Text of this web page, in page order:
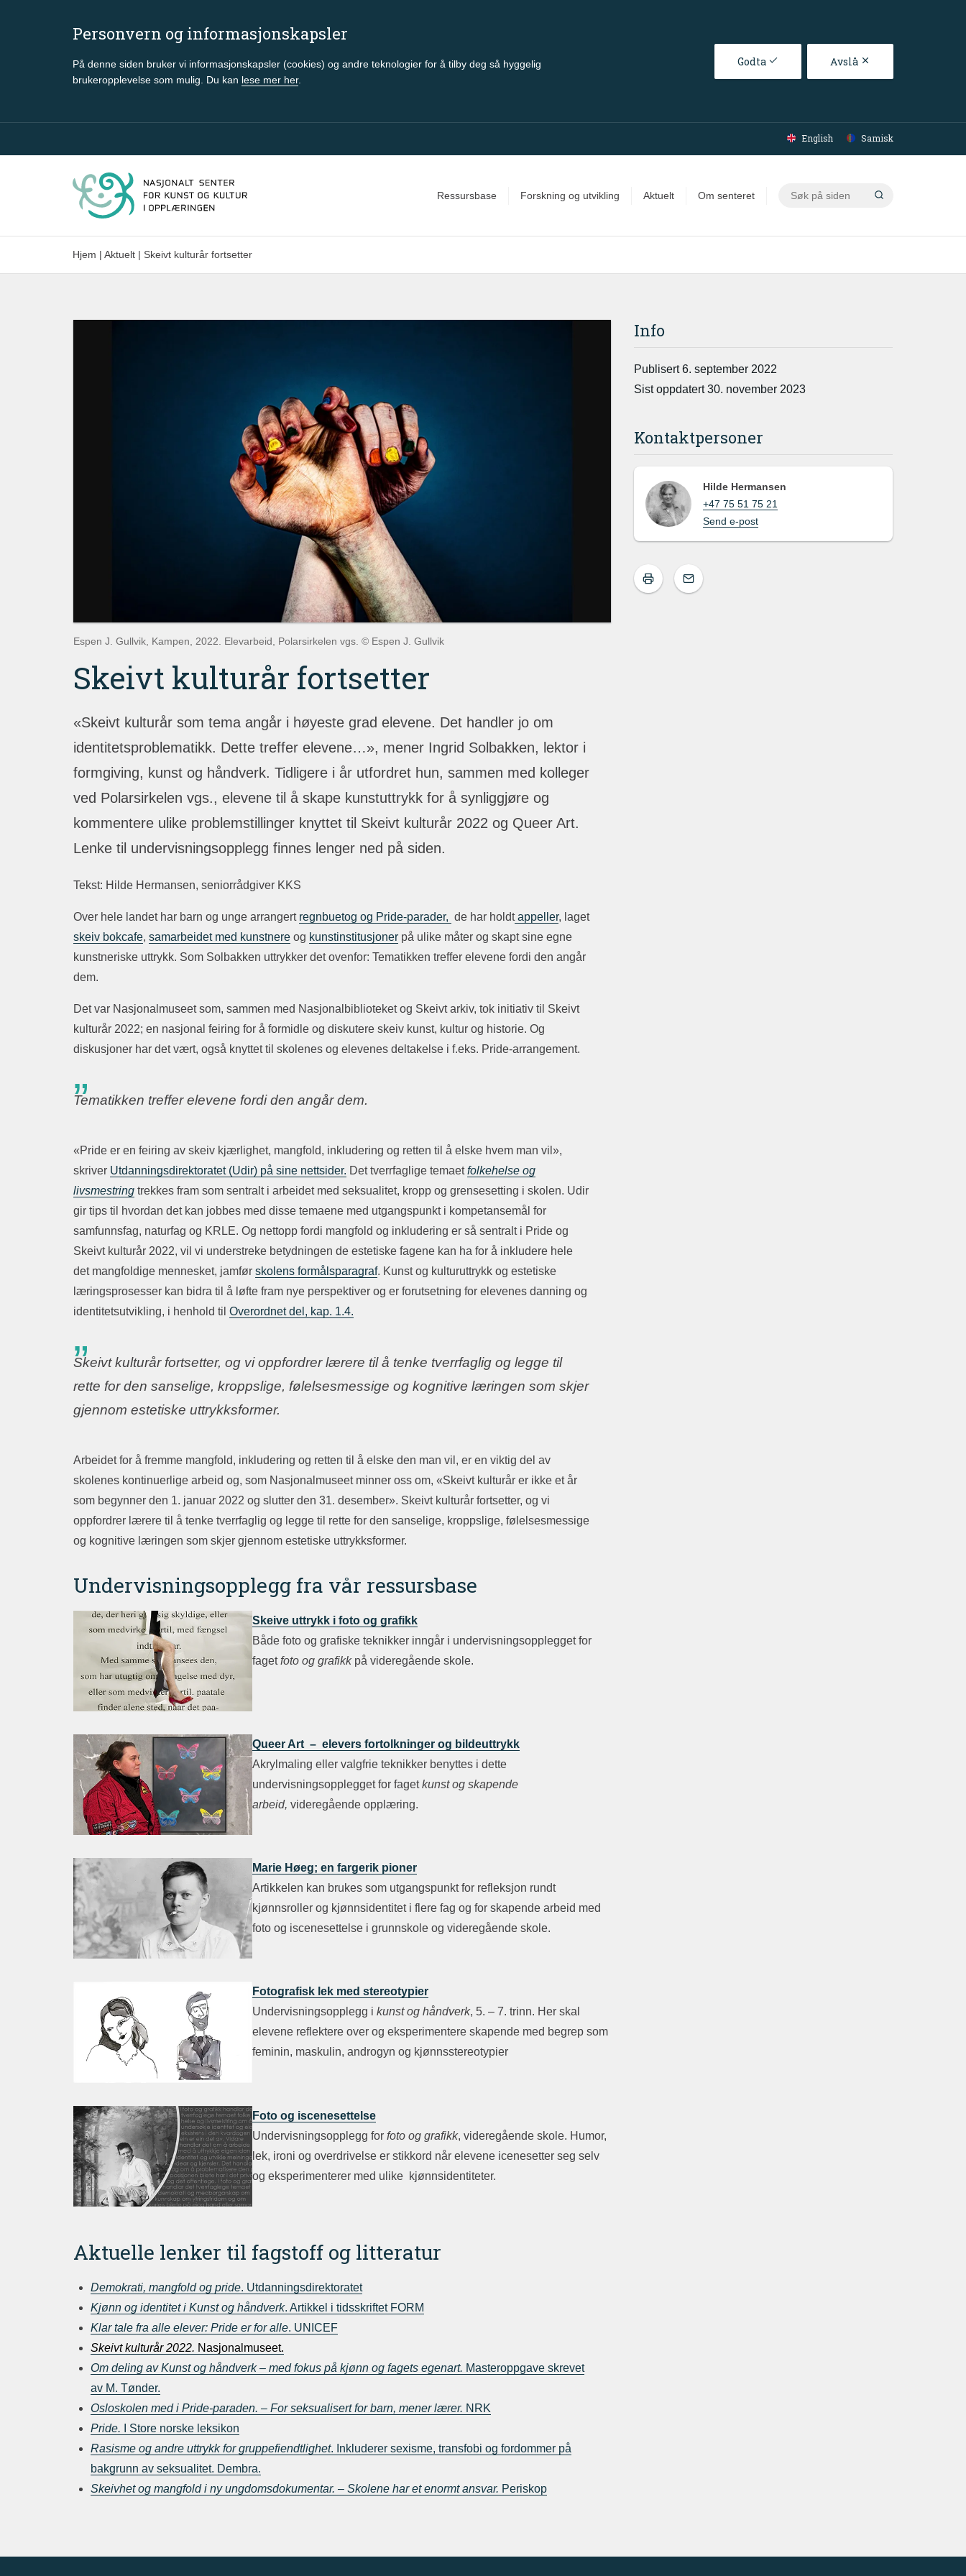
Personvern og informasjonskapsler
På denne siden bruker vi informasjonskapsler (cookies) og andre teknologier for å tilby deg så hyggelig
brukeropplevelse som mulig. Du kan lese mer her.
Godta Avslå
Gå til hovedinnhold
English Samisk
Ressursbase Forskning og utvikling Aktuelt Om senteret
Søk
Hjem | Aktuelt | Skeivt kulturår fortsetter
Espen J. Gullvik, Kampen, 2022. Elevarbeid, Polarsirkelen vgs. © Espen J. Gullvik
Skeivt kulturår fortsetter
«Skeivt kulturår som tema angår i høyeste grad elevene. Det handler jo om
identitetsproblematikk. Dette treffer elevene…», mener Ingrid Solbakken, lektor i
formgiving, kunst og håndverk. Tidligere i år utfordret hun, sammen med kolleger
ved Polarsirkelen vgs., elevene til å skape kunstuttrykk for å synliggjøre og
kommentere ulike problemstillinger knyttet til Skeivt kulturår 2022 og Queer Art.
Lenke til undervisningsopplegg finnes lenger ned på siden.
Tekst: Hilde Hermansen, seniorrådgiver KKS
Over hele landet har barn og unge arrangert regnbuetog og Pride-parader, de har holdtappeller, laget
skeiv bokcafe, samarbeidet med kunstnere og kunstinstitusjoner på ulike måter og skapt sine egne
kunstneriske uttrykk. Som Solbakken uttrykker det ovenfor: Tematikken treffer elevene fordi den angår
dem.
Det var Nasjonalmuseet som, sammen med Nasjonalbiblioteket og Skeivt arkiv, tok initiativ til Skeivt
kulturår 2022; en nasjonal feiring for å formidle og diskutere skeiv kunst, kultur og historie. Og
diskusjoner har det vært, også knyttet til skolenes og elevenes deltakelse i f.eks. Pride-arrangement.
Tematikken treffer elevene fordi den angår dem.
«Pride er en feiring av skeiv kjærlighet, mangfold, inkludering og retten til å elske hvem man vil»,
skriver Utdanningsdirektoratet (Udir) på sine nettsider. Det tverrfaglige temaetfolkehelse og
livsmestring trekkes fram som sentralt i arbeidet med seksualitet, kropp og grensesetting i skolen. Udir
gir tips til hvordan det kan jobbes med disse temaene med utgangspunkt i kompetansemål for
samfunnsfag, naturfag og KRLE. Og nettopp fordi mangfold og inkludering er så sentralt i Pride og
Skeivt kulturår 2022, vil vi understreke betydningen de estetiske fagene kan ha for å inkludere hele
det mangfoldige mennesket, jamfør skolens formålsparagraf. Kunst og kulturuttrykk og estetiske
læringsprosesser kan bidra til å løfte fram nye perspektiver og er forutsetning for elevenes danning og
identitetsutvikling, i henhold til Overordnet del, kap. 1.4.
Skeivt kulturår fortsetter, og vi oppfordrer lærere til å tenke tverrfaglig og legge til
rette for den sanselige, kroppslige, følelsesmessige og kognitive læringen som skjer
gjennom estetiske uttrykksformer.
Arbeidet for å fremme mangfold, inkludering og retten til å elske den man vil, er en viktig del av
skolenes kontinuerlige arbeid og, som Nasjonalmuseet minner oss om, «Skeivt kulturår er ikke et år
som begynner den 1. januar 2022 og slutter den 31. desember». Skeivt kulturår fortsetter, og vi
oppfordrer lærere til å tenke tverrfaglig og legge til rette for den sanselige, kroppslige, følelsesmessige
og kognitive læringen som skjer gjennom estetiske uttrykksformer.
Undervisningsopplegg fra vår ressursbase
Skeive uttrykk i foto og grafikk
Både foto og grafiske teknikker inngår i undervisningsopplegget for
fagetfoto og grafikkpå videregående skole.
Queer Art – elevers fortolkninger og bildeuttrykk
Akrylmaling eller valgfrie teknikker benyttes i dette
undervisningsopplegget for fagetkunst og skapende
arbeid, videregående opplæring.
Marie Høeg; en fargerik pioner
Artikkelen kan brukes som utgangspunkt for refleksjon rundt
kjønnsroller og kjønnsidentitet i flere fag og for skapende arbeid med
foto og iscenesettelse i grunnskole og videregående skole.
Fotografisk lek med stereotypier
Undervisningsopplegg ikunst og håndverk, 5. – 7. trinn. Her skal
elevene reflektere over og eksperimentere skapende med begrep som
feminin, maskulin, androgyn og kjønnsstereotypier
Foto og iscenesettelse
Undervisningsopplegg forfoto og grafikk, videregående skole. Humor,
lek, ironi og overdrivelse er stikkord når elevene icenesetter seg selv
og eksperimenterer med ulike kjønnsidentiteter.
Aktuelle lenker til fagstoff og litteratur
Demokrati, mangfold og pride. Utdanningsdirektoratet
Kjønn og identitet i Kunst og håndverk. Artikkel i tidsskriftet FORM
Klar tale fra alle elever: Pride er for alle. UNICEF
Skeivt kulturår 2022. Nasjonalmuseet.
Om deling av Kunst og håndverk– med fokus på kjønn og fagets egenart. Masteroppgave skrevet
av M. Tønder.
Osloskolen med i Pride-paraden. – For seksualisert for barn, mener lærer. NRK
Pride. I Store norske leksikon
Rasisme og andre uttrykk for gruppefiendtlighet. Inkluderer sexisme, transfobi og fordommer på
bakgrunn av seksualitet. Dembra.
Skeivhet og mangfold i ny ungdomsdokumentar. – Skolene har et enormt ansvar. Periskop
Info
Publisert 6. september 2022
Sist oppdatert 30. november 2023
Kontaktpersoner
Hilde Hermansen
+47 75 51 75 21
Send e-post